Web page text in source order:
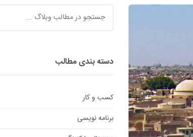
دسته بندی مطالب
کسب و کار
برنامه نویسی